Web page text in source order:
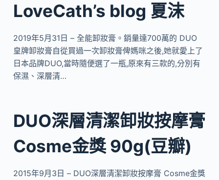
LoveCath’s blog 夏沫
2019年5月31日 – 全能卸妝膏。銷量達700萬的 DUO
皇牌卸妝膏自從買過一次卸妝膏俾媽咪之後,她就愛上了
日本品牌DUO,當時隨便選了一瓶,原來有三款的,分別有
保濕、深層清…
DUO深層清潔卸妝按摩膏
Cosme金獎 90g(豆瓣)
2015年9月3日 – DUO深層清潔卸妝按摩膏 Cosme金獎